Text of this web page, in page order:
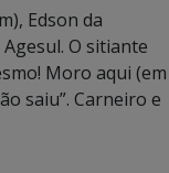
Edson da
O sitiante
Moro aqui (em
saiu”. Carneiro e